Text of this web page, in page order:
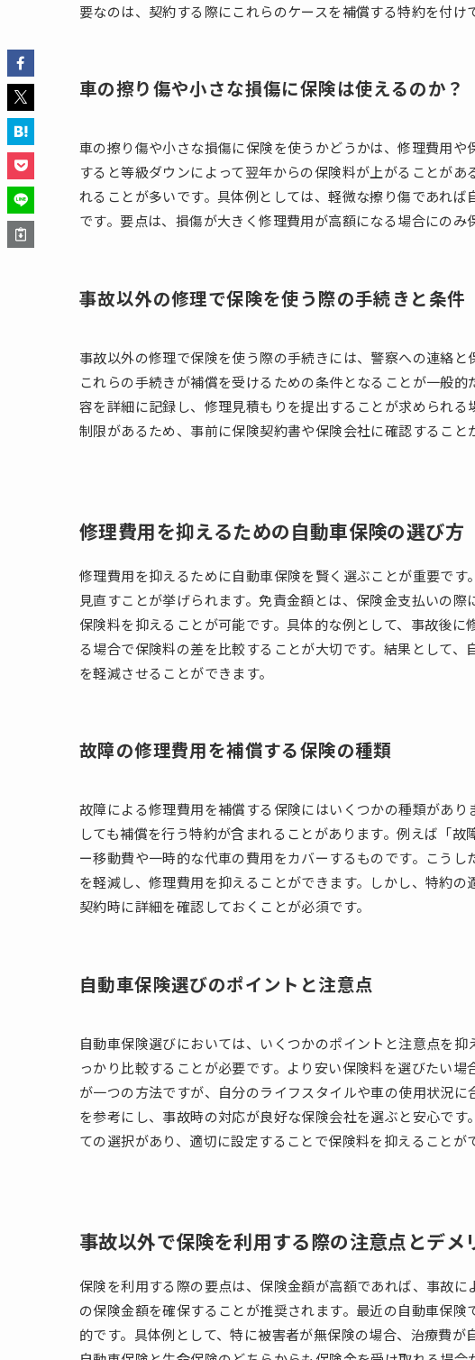
要なのは、契約する際にこれらのケースを補償する特約を付け
車の擦り傷や小さな損傷に保険は使えるのか？
車の擦り傷や小さな損傷に保険を使うかどうかは、修理費用
すると等級ダウンによって翌年からの保険料が上がることが
れることが多いです。具体例としては、軽微な擦り傷であれ
です。要点は、損傷が大きく修理費用が高額になる場合にのみ
事故以外の修理で保険を使う際の手続きと条件
事故以外の修理で保険を使う際の手続きには、警察への連絡と
これらの手続きが補償を受けるための条件となることが一般
容を詳細に記録し、修理見積もりを提出することが求められ
制限があるため、事前に保険契約書や保険会社に確認すること
修理費用を抑えるための自動車保険の選び方
修理費用を抑えるために自動車保険を賢く選ぶことが重要で
見直すことが挙げられます。免責金額とは、保険金支払いの
保険料を抑えることが可能です。具体的な例として、事故後
る場合で保険料の差を比較することが大切です。結果として
を軽減させることができます。
故障の修理費用を補償する保険の種類
故障による修理費用を補償する保険にはいくつかの種類があ
しても補償を行う特約が含まれることがあります。例えば「
ー移動費や一時的な代車の費用をカバーするものです。こう
を軽減し、修理費用を抑えることができます。しかし、特約の
契約時に詳細を確認しておくことが必須です。
自動車保険選びのポイントと注意点
自動車保険選びにおいては、いくつかのポイントと注意点を
っかり比較することが必要です。より安い保険料を選びたい
が一つの方法ですが、自分のライフスタイルや車の使用状況
を参考にし、事故時の対応が良好な保険会社を選ぶと安心で
ての選択があり、適切に設定することで保険料を抑えることが
事故以外で保険を利用する際の注意点とデメ
保険を利用する際の要点は、保険金額が高額であれば、事故
の保険金額を確保することが推奨されます。最近の自動車保
的です。具体例として、特に被害者が無保険の場合、治療費が